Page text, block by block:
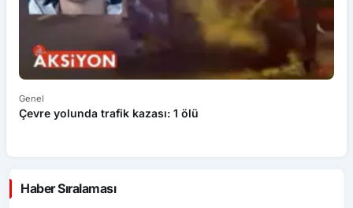
Genel
Çevre yolunda trafik kazası: 1 ölü
Haber Sıralaması